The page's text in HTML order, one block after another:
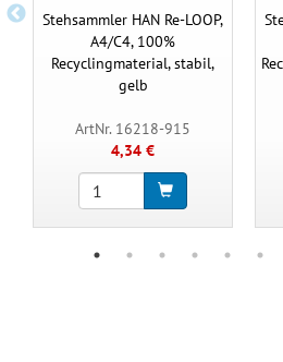
Stehsammler HAN Re-LOOP,
A4/C4, 100%
Recyclingmaterial, stabil,
gelb
ArtNr. 16218-915
4,34 €